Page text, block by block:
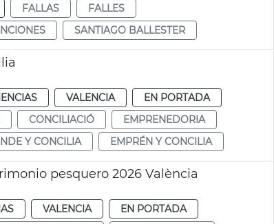
FALLAS
FALLES
SANTIAGO BALLESTER
VALENCIA
EN PORTADA
CONCILIACIÓ
EMPRENEDORIA
Y CONCILIA EMPRÉN Y CONCILIA
pesquero 2026 València
VALENCIA
EN PORTADA